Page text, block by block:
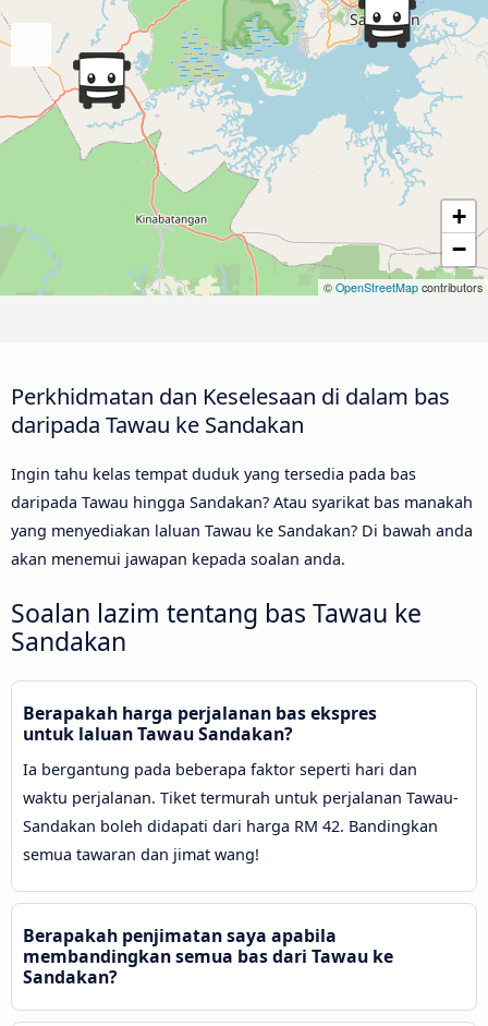
+
−
© OpenStreetMap contributors
Perkhidmatan dan Keselesaan di dalam bas
daripada Tawau ke Sandakan
Ingin tahu kelas tempat duduk yang tersedia pada bas
daripada Tawau hingga Sandakan? Atau syarikat bas manakah
yang menyediakan laluan Tawau ke Sandakan? Di bawah anda
akan menemui jawapan kepada soalan anda.
Soalan lazim tentang bas Tawau ke
Sandakan
Berapakah harga perjalanan bas ekspres
untuk laluan Tawau Sandakan?
Ia bergantung pada beberapa faktor seperti hari dan
waktu perjalanan. Tiket termurah untuk perjalanan Tawau-
Sandakan boleh didapati dari harga RM 42. Bandingkan
semua tawaran dan jimat wang!
Berapakah penjimatan saya apabila
membandingkan semua bas dari Tawau ke
Sandakan?